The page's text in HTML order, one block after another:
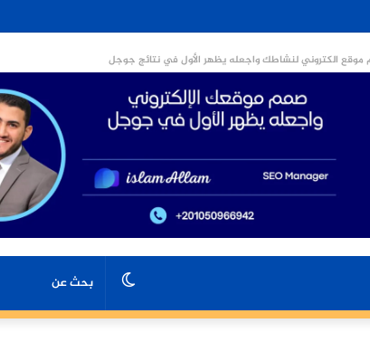
الكتروني لنشاطك واجعله يظهر الأول في نتائج جوجل
الوضع